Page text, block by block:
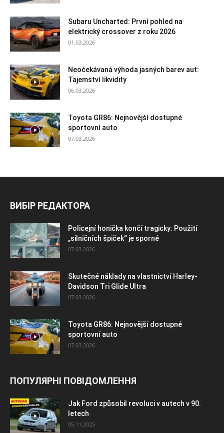
Subaru Uncharted: První pohled na
elektrický crossover z roku 2026
01.03.2026
Neočekávaná výhoda jasných barev aut:
Tajemství likvidity
06.03.2026
Toyota GR86: Nejnovější dostupné
sportovní auto
07.03.2026
ВИБІР РЕДАКТОРА
Policejní honička končí tragicky: Použití
„silničních špiček“ je sporné
07.03.2026
Skutečné náklady na vlastnictví Harley-
Davidson Tri Glide Ultra
07.03.2026
Toyota GR86: Nejnovější dostupné
sportovní auto
07.03.2026
ПОПУЛЯРНІ ПОВІДОМЛЕННЯ
Jak Ford způsobil revoluci v autech v 90.
letech
05.11.2025